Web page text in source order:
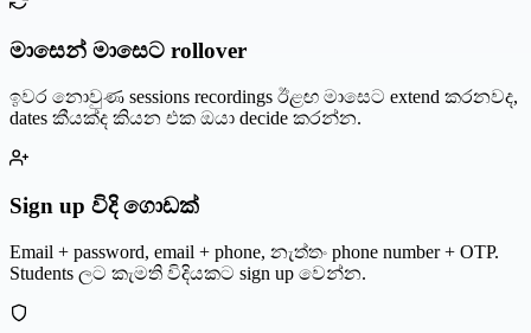
මාසෙන් මාසෙට rollover
ඉවර නොවුණ sessions recordings ඊළඟ මාසෙට extend කරනවද,
dates කීයක්ද කියන එක ඔයා decide කරන්න.
Sign up විදි ගොඩක්
Email + password, email + phone, නැත්තං phone number + OTP.
Students ලට කැමති විදියකට sign up වෙන්න.